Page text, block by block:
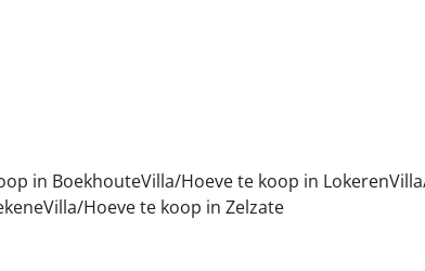
in BoekhouteVilla/Hoeve te koop in Lokeren
Villa/Hoeve te koop in Zelzate